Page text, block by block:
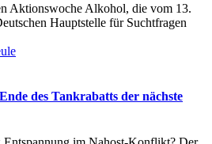
Aktionswoche Alkohol, die vom 13.
Hauptstelle für Suchtfragen
des Tankrabatts der nächste